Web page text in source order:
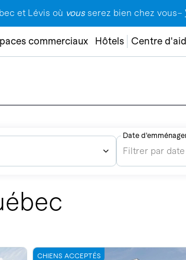
et Lévis où vous serez bien chez vous–
commerciaux Hôtels Centre
Date
Filtrer par date
CHIENS ACCEPTÉS